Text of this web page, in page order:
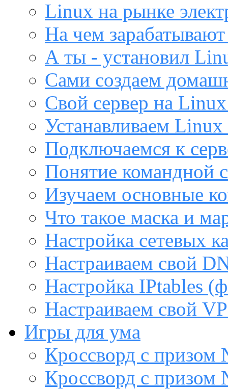
Linux на рынке
На чем
А ты - установил
Сами создаем
Свой сервер на
Устанавливаем
Подключаемся к
Понятие командной
Изучаем основные
Что такое маска и
Настройка сетевых
Настраиваем свой
Настройка IPtables
Настраиваем свой
Игры для ума
Кроссворд с
Кроссворд с